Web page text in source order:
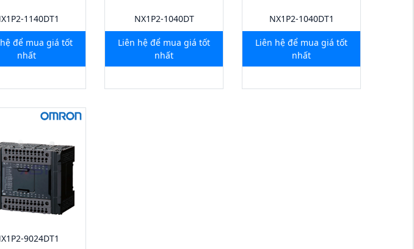
1140DT1
để mua giá tốt
nhất
NX1P2-1040DT
Liên hệ để mua giá tốt
nhất
NX1P2-1040DT1
Liên hệ để mua giá tốt
nhất
9024DT1